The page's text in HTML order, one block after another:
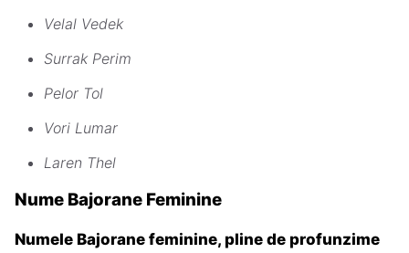
Velal Vedek
Surrak Perim
Pelor Tol
Vori Lumar
Laren Thel
Nume Bajorane Feminine
Numele Bajorane feminine, pline de profunzime